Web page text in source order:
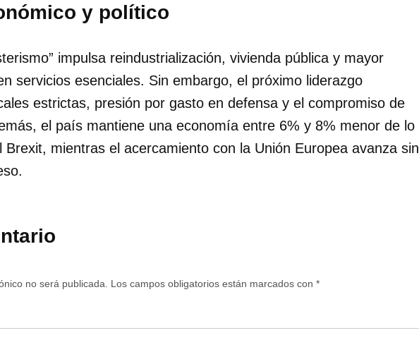
y político
impulsa reindustrialización, vivienda pública y mayor
servicios esenciales. Sin embargo, el próximo liderazgo
estrictas, presión por gasto en defensa y el compromiso de
el país mantiene una economía entre 6% y 8% menor de lo
Brexit, mientras el acercamiento con la Unión Europea avanza sin
no será publicada. Los campos obligatorios están marcados con *